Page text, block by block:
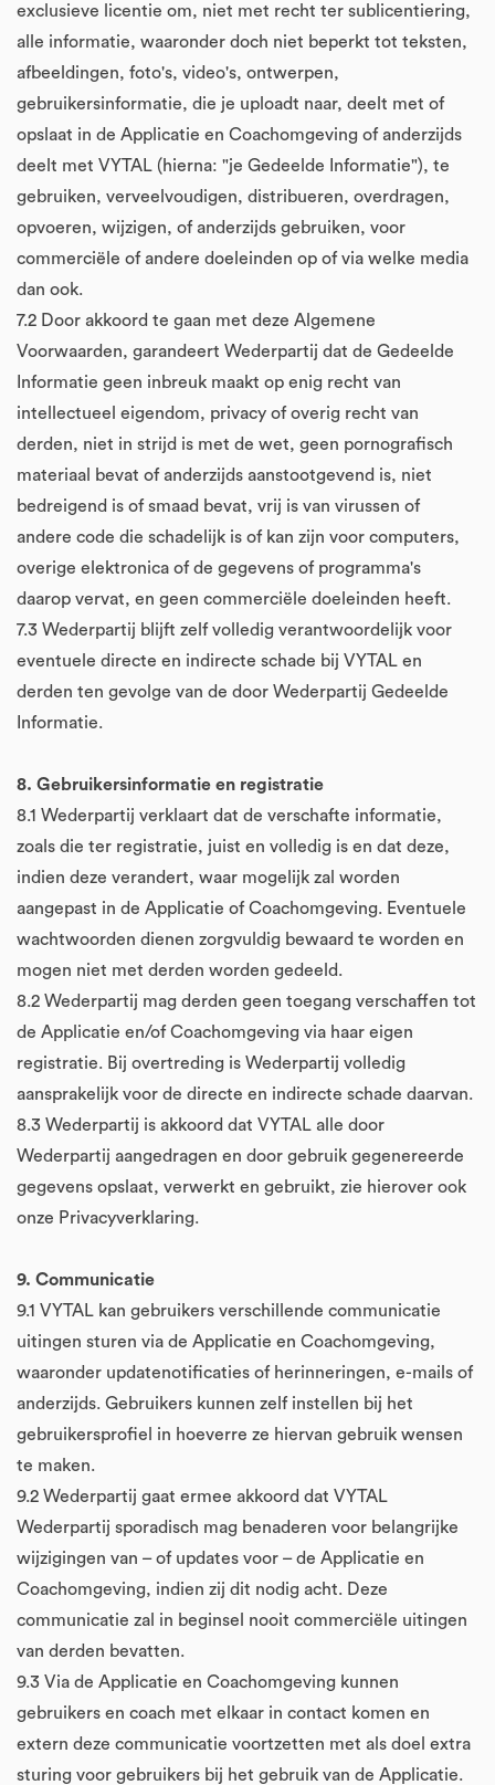
exclusieve licentie om, niet met recht ter sublicentiering,
alle informatie, waaronder doch niet beperkt tot teksten,
afbeeldingen, foto's, video's, ontwerpen,
gebruikersinformatie, die je uploadt naar, deelt met of
opslaat in de Applicatie en Coachomgeving of anderzijds
deelt met VYTAL (hierna: "je Gedeelde Informatie"), te
gebruiken, verveelvoudigen, distribueren, overdragen,
opvoeren, wijzigen, of anderzijds gebruiken, voor
commerciële of andere doeleinden op of via welke media
dan ook.
7.2 Door akkoord te gaan met deze Algemene
Voorwaarden, garandeert Wederpartij dat de Gedeelde
Informatie geen inbreuk maakt op enig recht van
intellectueel eigendom, privacy of overig recht van
derden, niet in strijd is met de wet, geen pornografisch
materiaal bevat of anderzijds aanstootgevend is, niet
bedreigend is of smaad bevat, vrij is van virussen of
andere code die schadelijk is of kan zijn voor computers,
overige elektronica of de gegevens of programma's
daarop vervat, en geen commerciële doeleinden heeft.
7.3 Wederpartij blijft zelf volledig verantwoordelijk voor
eventuele directe en indirecte schade bij VYTAL en
derden ten gevolge van de door Wederpartij Gedeelde
Informatie.
8. Gebruikersinformatie en registratie
8.1 Wederpartij verklaart dat de verschafte informatie,
zoals die ter registratie, juist en volledig is en dat deze,
indien deze verandert, waar mogelijk zal worden
aangepast in de Applicatie of Coachomgeving. Eventuele
wachtwoorden dienen zorgvuldig bewaard te worden en
mogen niet met derden worden gedeeld.
8.2 Wederpartij mag derden geen toegang verschaffen tot
de Applicatie en/of Coachomgeving via haar eigen
registratie. Bij overtreding is Wederpartij volledig
aansprakelijk voor de directe en indirecte schade daarvan.
8.3 Wederpartij is akkoord dat VYTAL alle door
Wederpartij aangedragen en door gebruik gegenereerde
gegevens opslaat, verwerkt en gebruikt, zie hierover ook
onze Privacyverklaring.
9. Communicatie
9.1 VYTAL kan gebruikers verschillende communicatie
uitingen sturen via de Applicatie en Coachomgeving,
waaronder updatenotificaties of herinneringen, e-mails of
anderzijds. Gebruikers kunnen zelf instellen bij het
gebruikersprofiel in hoeverre ze hiervan gebruik wensen
te maken.
9.2 Wederpartij gaat ermee akkoord dat VYTAL
Wederpartij sporadisch mag benaderen voor belangrijke
wijzigingen van – of updates voor – de Applicatie en
Coachomgeving, indien zij dit nodig acht. Deze
communicatie zal in beginsel nooit commerciële uitingen
van derden bevatten.
9.3 Via de Applicatie en Coachomgeving kunnen
gebruikers en coach met elkaar in contact komen en
extern deze communicatie voortzetten met als doel extra
sturing voor gebruikers bij het gebruik van de Applicatie.